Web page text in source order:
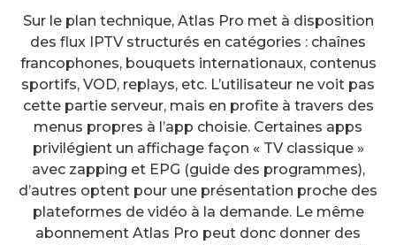
Sur le plan technique, Atlas Pro met à disposition
des flux IPTV structurés en catégories : chaînes
francophones, bouquets internationaux, contenus
sportifs, VOD, replays, etc. L’utilisateur ne voit pas
cette partie serveur, mais en profite à travers des
menus propres à l’app choisie. Certaines apps
privilégient un affichage façon « TV classique »
avec zapping et EPG (guide des programmes),
d’autres optent pour une présentation proche des
plateformes de vidéo à la demande. Le même
abonnement Atlas Pro peut donc donner des